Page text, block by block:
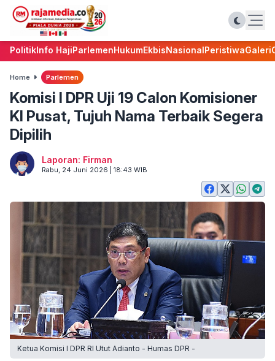
PolitikInfo HajiParlemenHukumEkbisNasionalPeristiwaGaleri
Home Parlemen
Komisi I DPR Uji 19 Calon Komisioner
KI Pusat, Tujuh Nama Terbaik Segera
Dipilih
Laporan: Firman
Rabu, 24 Juni 2026 | 18:43 WIB
Ketua Komisi I DPR RI Utut Adianto - Humas DPR -